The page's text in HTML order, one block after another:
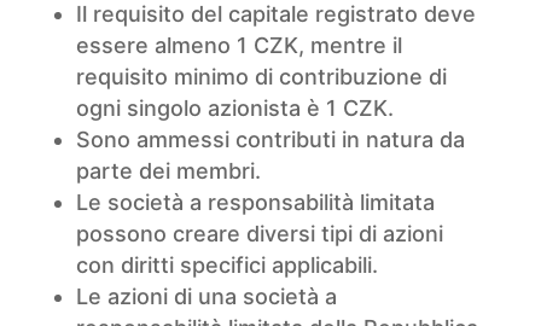
Il requisito del capitale registrato deve
essere almeno 1 CZK, mentre il
requisito minimo di contribuzione di
ogni singolo azionista è 1 CZK.
Sono ammessi contributi in natura da
parte dei membri.
Le società a responsabilità limitata
possono creare diversi tipi di azioni
con diritti specifici applicabili.
Le azioni di una società a